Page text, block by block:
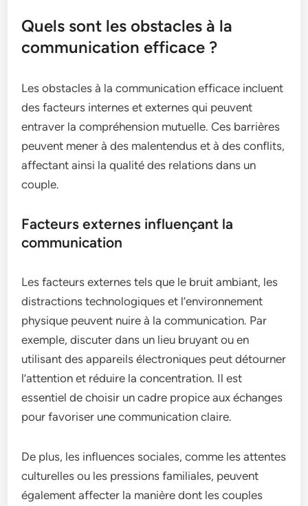
Quels sont les obstacles à la
communication efficace ?
Les obstacles à la communication efficace incluent
des facteurs internes et externes qui peuvent
entraver la compréhension mutuelle. Ces barrières
peuvent mener à des malentendus et à des conflits,
affectant ainsi la qualité des relations dans un
couple.
Facteurs externes influençant la
communication
Les facteurs externes tels que le bruit ambiant, les
distractions technologiques et l’environnement
physique peuvent nuire à la communication. Par
exemple, discuter dans un lieu bruyant ou en
utilisant des appareils électroniques peut détourner
l’attention et réduire la concentration. Il est
essentiel de choisir un cadre propice aux échanges
pour favoriser une communication claire.
De plus, les influences sociales, comme les attentes
culturelles ou les pressions familiales, peuvent
également affecter la manière dont les couples